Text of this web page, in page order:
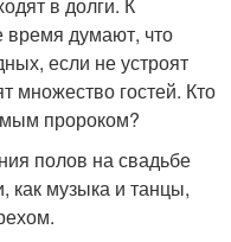
думают, что
если не устроят
множество гостей. Кто
пророком?
полов на свадьбе
как музыка и танцы,